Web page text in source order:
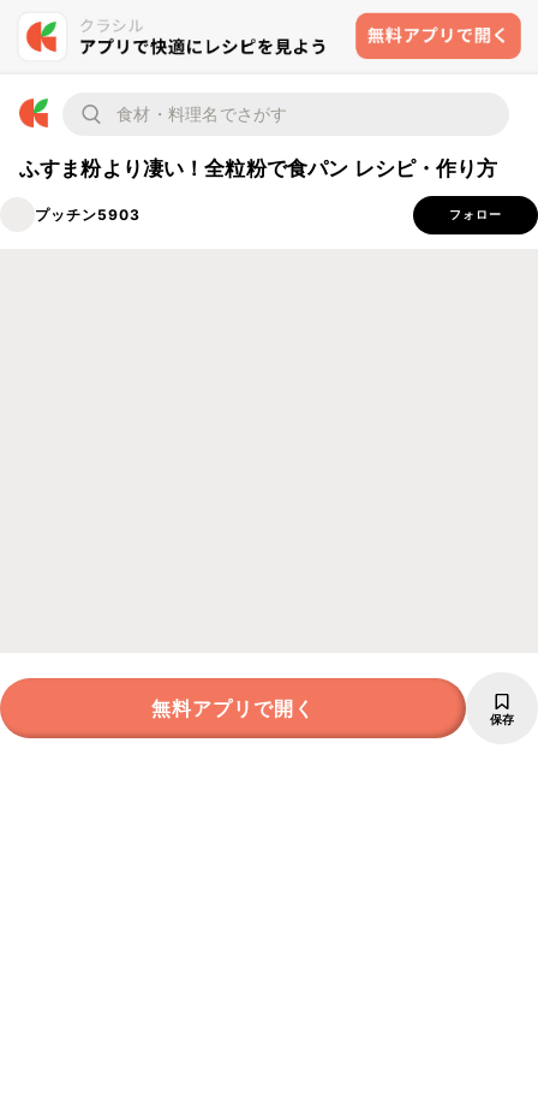
ふすま粉より凄い！全粒粉で食パン レシピ・作り方
プッチン5903 フォロー
無料アプリで開く 保存